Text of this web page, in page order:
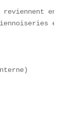
reviennent en
et